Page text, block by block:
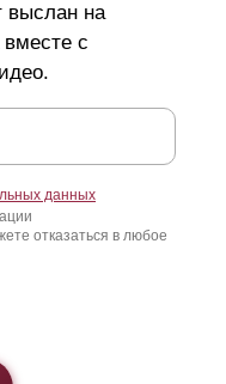
выслан на
с
данных
отказаться в любое